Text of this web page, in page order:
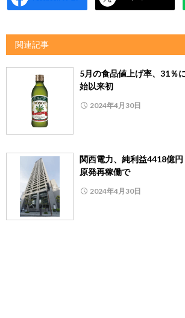
関連記事
5月の食品値上げ率、31％
始以来初
2024年4月30日
関西電力、純利益4418億円
原発再稼働で
2024年4月30日